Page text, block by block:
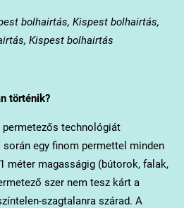
bolhairtás, Kispest bolhairtás,
Kispest bolhairtás
történik?
technológiát
egy finom permettel minden
méter magasságig (bútorok, falak,
szer nem tesz kárt a
szagtalanra szárad. A